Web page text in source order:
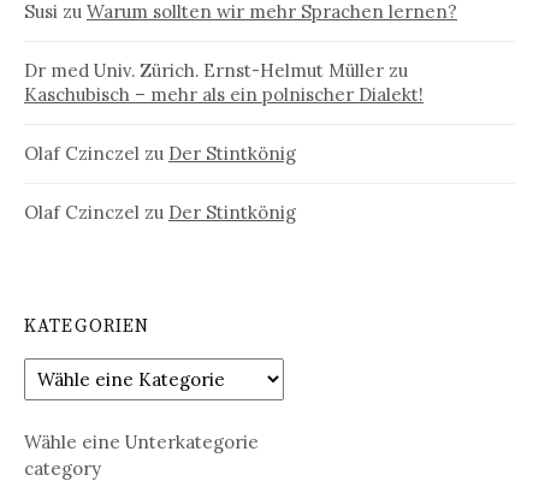
Susi zu Warum sollten wir mehr Sprachen lernen?
Dr med Univ. Zürich. Ernst-Helmut Müller zu
Kaschubisch – mehr als ein polnischer Dialekt!
Olaf Czinczel zu Der Stintkönig
Olaf Czinczel zu Der Stintkönig
KATEGORIEN
Wähle eine Unterkategorie
category